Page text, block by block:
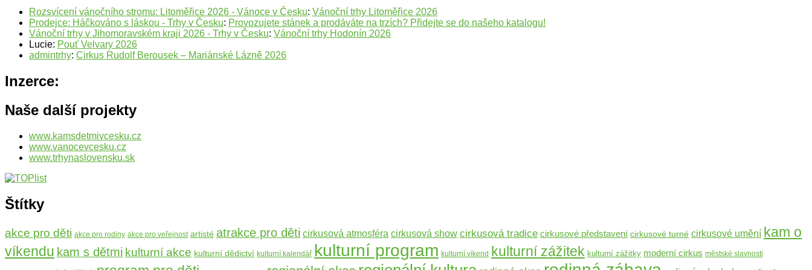
Rozsvícení vánočního stromu: Litoměřice 2026 - Vánoce v Česku: Vánoční trhy Litoměřice 2026
Prodejce: Háčkováno s láskou - Trhy v Česku: Provozujete stánek a prodáváte na trzích? Přidejte se do našeho katalogu!
Vánoční trhy v Jihomoravském kraji 2026 - Trhy v Česku: Vánoční trhy Hodonín 2026
Lucie: Pouť Velvary 2026
admintrhy: Cirkus Rudolf Berousek – Mariánské Lázně 2026
Inzerce:
Naše další projekty
www.kamsdetmivcesku.cz
www.vanocevcesku.cz
www.trhynaslovensku.sk
Štítky
akce pro děti akce pro rodiny akce pro veřejnost artisté atrakce pro děti cirkusová atmosféra cirkusová show cirkusová tradice cirkusové představení cirkusové turné cirkusové umění kam o
víkendu kam s dětmi kulturní akce kulturní dědictví kulturní kalendář kulturní program kulturní víkend kulturní zážitek kulturní zážitky moderní cirkus městské slavnosti